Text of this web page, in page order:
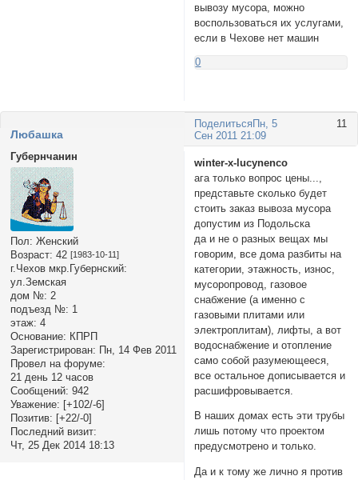
вывозу мусора, можно
воспользоваться их услугами,
если в Чехове нет машин
0
Поделиться 11
Пн, 5
Сен 2011 21:09
Любашка
Губернчанин
Пол: Женский
Возраст: 42 [1983-10-11]
г.Чехов мкр.Губернский:
ул.Земская
дом №: 2
подъезд №: 1
этаж: 4
Основание: КПРП
Зарегистрирован: Пн, 14 Фев 2011
Провел на форуме:
21 день 12 часов
Сообщений: 942
Уважение: [+102/-6]
Позитив: [+22/-0]
Последний визит:
Чт, 25 Дек 2014 18:13
winter-x-lucynenco
ага только вопрос цены...,
представьте сколько будет
стоить заказ вывоза мусора
допустим из Подольска
да и не о разных вещах мы
говорим, все дома разбиты на
категории, этажность, износ,
мусоропровод, газовое
снабжение (а именно с
газовыми плитами или
электроплитам), лифты, а вот
водоснабжение и отопление
само собой разумеющееся,
все остальное дописывается и
расшифровывается.
В наших домах есть эти трубы
лишь потому что проектом
предусмотрено и только.
Да и к тому же лично я против